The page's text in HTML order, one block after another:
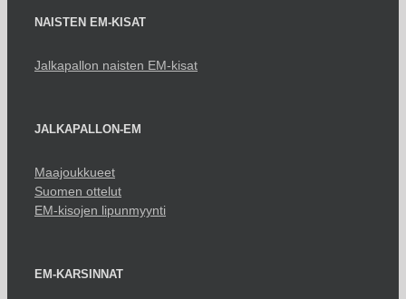
NAISTEN EM-KISAT
Jalkapallon naisten EM-kisat
JALKAPALLON-EM
Maajoukkueet
Suomen ottelut
EM-kisojen lipunmyynti
EM-KARSINNAT